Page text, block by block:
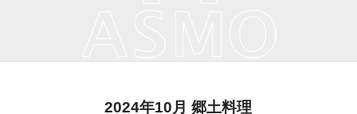
2024年10月 郷土料理